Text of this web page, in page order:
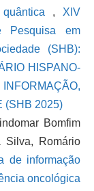
, XIV
Pesquisa em
(SHB):
HISPANO-
(SHB 2025)
Bomfim
Silva, Romário
de informação
oncológica